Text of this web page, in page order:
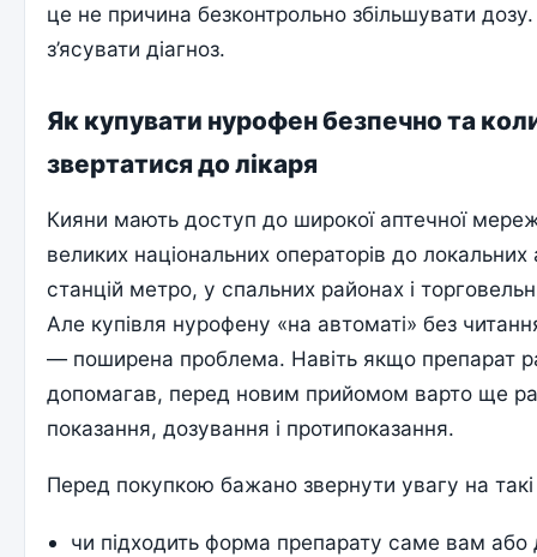
це не причина безконтрольно збільшувати
з’ясувати діагноз.
Як купувати нурофен безпечно та
звертатися до лікаря
Кияни мають доступ до широкої аптечної
великих національних операторів до локальних
станцій метро, у спальних районах і
Але купівля нурофену «на автоматі» без
— поширена проблема. Навіть якщо препарат
допомагав, перед новим прийомом варто ще
показання, дозування і протипоказання.
Перед покупкою бажано звернути увагу на
чи підходить форма препарату саме вам або